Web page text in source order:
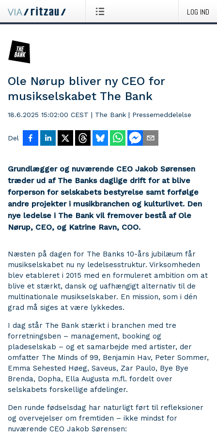
LOG IND
Ole Nørup bliver ny CEO for
musikselskabet The Bank
18.6.2025 15:02:00 CEST | The Bank | Pressemeddelelse
Del
Grundlægger og nuværende CEO Jakob Sørensen
træder ud af The Banks daglige drift for at blive
forperson for selskabets bestyrelse samt forfølge
andre projekter i musikbranchen og kulturlivet. Den
nye ledelse i The Bank vil fremover bestå af Ole
Nørup, CEO, og Katrine Ravn, COO.
Næsten på dagen for The Banks 10-års jubilæum får
musikselskabet nu ny ledelsesstruktur. Virksomheden
blev etableret i 2015 med en formuleret ambition om at
blive et stærkt, dansk og uafhængigt alternativ til de
multinationale musikselskaber. En mission, som i dén
grad må siges at være lykkedes.
I dag står The Bank stærkt i branchen med tre
forretningsben – management, booking og
pladeselskab – og et samarbejde med artister, der
omfatter The Minds of 99, Benjamin Hav, Peter Sommer,
Emma Sehested Høeg, Saveus, Zar Paulo, Bye Bye
Brenda, Dopha, Ella Augusta m.fl. fordelt over
selskabets forskellige afdelinger.
Den runde fødselsdag har naturligt ført til refleksioner
og overvejelser om fremtiden – ikke mindst for
nuværende CEO Jakob Sørensen: